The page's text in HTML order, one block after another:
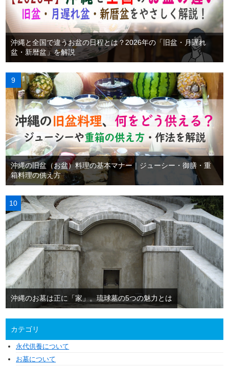
沖縄と全国で違うお盆の日程とは？2026年の「旧盆・月遅れ
盆・新暦盆」を解説
沖縄の旧盆（お盆）料理の基本マナー｜ジューシー・御膳・重
箱料理の供え方
沖縄のお墓は正に「家」。琉球墓の5つの魅力とは
カテゴリ
永代供養について
お墓について